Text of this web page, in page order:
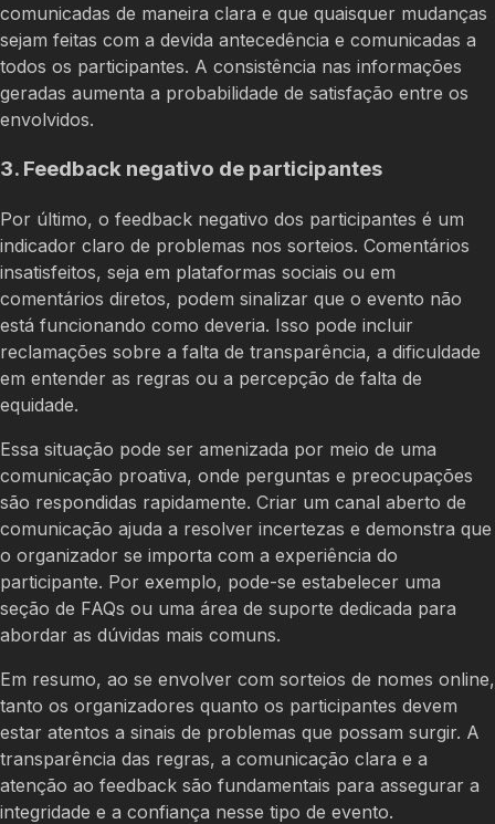
comunicadas de maneira clara e que quaisquer mudanças
sejam feitas com a devida antecedência e comunicadas a
todos os participantes. A consistência nas informações
geradas aumenta a probabilidade de satisfação entre os
envolvidos.
3. Feedback negativo de participantes
Por último, o feedback negativo dos participantes é um
indicador claro de problemas nos sorteios. Comentários
insatisfeitos, seja em plataformas sociais ou em
comentários diretos, podem sinalizar que o evento não
está funcionando como deveria. Isso pode incluir
reclamações sobre a falta de transparência, a dificuldade
em entender as regras ou a percepção de falta de
equidade.
Essa situação pode ser amenizada por meio de uma
comunicação proativa, onde perguntas e preocupações
são respondidas rapidamente. Criar um canal aberto de
comunicação ajuda a resolver incertezas e demonstra que
o organizador se importa com a experiência do
participante. Por exemplo, pode-se estabelecer uma
seção de FAQs ou uma área de suporte dedicada para
abordar as dúvidas mais comuns.
Em resumo, ao se envolver com sorteios de nomes online,
tanto os organizadores quanto os participantes devem
estar atentos a sinais de problemas que possam surgir. A
transparência das regras, a comunicação clara e a
atenção ao feedback são fundamentais para assegurar a
integridade e a confiança nesse tipo de evento.